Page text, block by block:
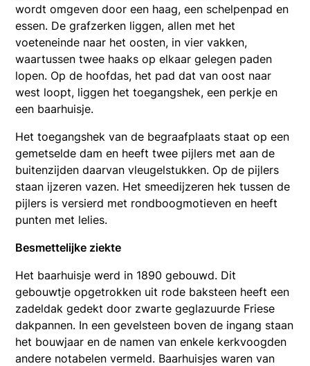
wordt omgeven door een haag, een schelpenpad en
essen. De grafzerken liggen, allen met het
voeteneinde naar het oosten, in vier vakken,
waartussen twee haaks op elkaar gelegen paden
lopen. Op de hoofdas, het pad dat van oost naar
west loopt, liggen het toegangshek, een perkje en
een baarhuisje.
Het toegangshek van de begraafplaats staat op een
gemetselde dam en heeft twee pijlers met aan de
buitenzijden daarvan vleugelstukken. Op de pijlers
staan ijzeren vazen. Het smeedijzeren hek tussen de
pijlers is versierd met rondboogmotieven en heeft
punten met lelies.
Besmettelijke ziekte
Het baarhuisje werd in 1890 gebouwd. Dit
gebouwtje opgetrokken uit rode baksteen heeft een
zadeldak gedekt door zwarte geglazuurde Friese
dakpannen. In een gevelsteen boven de ingang staan
het bouwjaar en de namen van enkele kerkvoogden
andere notabelen vermeld. Baarhuisjes waren van